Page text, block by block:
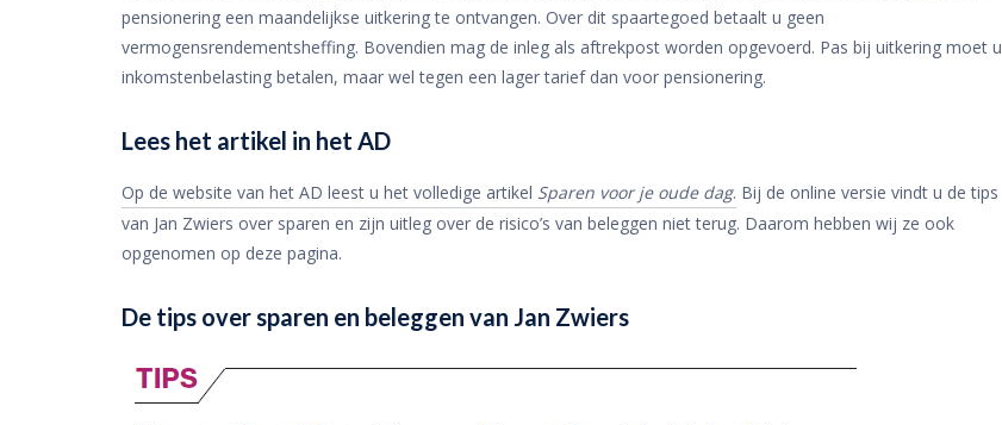
pensionering een maandelijkse uitkering te ontvangen. Over dit spaartegoed betaalt u geen
vermogensrendementsheffing. Bovendien mag de inleg als aftrekpost worden opgevoerd. Pas bij uitkering moet u
inkomstenbelasting betalen, maar wel tegen een lager tarief dan voor pensionering.
Lees het artikel in het AD
Op de website van het AD leest u het volledige artikel Sparen voor je oude dag. Bij de online versie vindt u de tips
van Jan Zwiers over sparen en zijn uitleg over de risico’s van beleggen niet terug. Daarom hebben wij ze ook
opgenomen op deze pagina.
De tips over sparen en beleggen van Jan Zwiers